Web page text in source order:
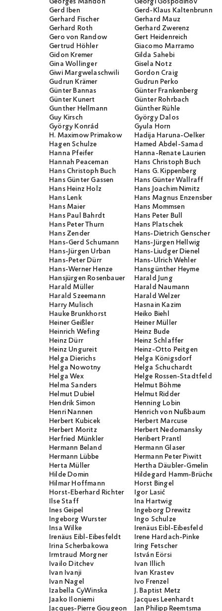
Gerd Iben
Gerd-Klaus Kaltenbrunner
Gerhard Fischer
Gerhard Mauz
Gerhard Roth
Gerhard Zwerenz
Gero von Randow
Gert Heidenreich
Gertrud Höhler
Giacomo Marramo
Gidon Kremer
Gilda Sahebi
Gina Wollinger
Gisela Notz
Giwi Margwelaschwili
Gordon Craig
Gudrun Krämer
Gudrun Perko
Günter Bannas
Günter Frankenberg
Günter Kunert
Günter Rohrbach
Gunther Hellmann
Günther Rühle
Guy Kirsch
György Dalos
György Konrád
Gyula Horn
H. Maximow Primakow
Hadija Haruna-Oelker
Hagen Schulze
Hamed Abdel-Samad
Hanna Pfeifer
Hanna-Renate Laurien
Hannah Peaceman
Hans Christoph Buch
Hans Christoph Buch
Hans G. Kippenberg
Hans Günter Gassen
Hans Günter Wallraff
Hans Heinz Holz
Hans Joachim Nimitz
Hans Lenk
Hans Magnus
Hans Maier
Hans Mommsen
Hans Paul Bahrdt
Hans Peter Bull
Hans Peter Thurn
Hans Platschek
Hans Zender
Hans-Dietrich Genscher
Hans-Gerd Schumann
Hans-Jürgen Hellwig
Hans-Jürgen Urban
Hans-Liudger Dienel
Hans-Peter Dürr
Hans-Ulrich Wehler
Hans-Werner Henze
Hansgünther Heyme
Hansjürgen Rosenbauer
Harald Jung
Harald Müller
Harald Naumann
Harald Szeemann
Harald Welzer
Harry Mulisch
Hasnain Kazim
Hauke Brunkhorst
Heiko Biehl
Heiner Geißler
Heiner Müller
Heinrich Wefing
Heinz Bude
Heinz Dürr
Heinz Schlaffer
Heinz Ungureit
Heinz-Otto Peitgen
Helga Dierichs
Helga Königsdorf
Helga Nowotny
Helga Schuchardt
Helga Wex
Helge Rossen-Stadtfeld
Helma Sanders
Helmut Böhme
Helmut Dubiel
Helmut Ridder
Hendrik Simon
Henning Lobin
Henri Nannen
Henrich von Nußbaum
Herbert Kubicek
Herbert Marcuse
Herbert Moritz
Herbert Nedomansky
Herfried Münkler
Heribert Prantl
Hermann Beland
Hermann Glaser
Hermann Lübbe
Hermann Peter Piwitt
Herta Müller
Hertha Däubler-Gmelin
Hilde Domin
Hildegard Hamm-Brücher
Hilmar Hoffmann
Horst Bingel
Horst-Eberhard Richter
Igor Lasić
Ilse Staff
Ina Hartwig
Ines Geipel
Ingeborg Drewitz
Ingeborg Wurster
Ingo Schulze
Insa Wilke
Irenäus Eibl-Eibesfeld
Irenäus Eibl-Eibesfeldt
Irene Hardach-Pinke
Irina Scherbakowa
Iring Fetscher
Irmtraud Morgner
István Eörsi
Ivailo Ditchev
Ivan Illich
Ivan Ivanji
Ivan Krastev
Ivan Nagel
Ivo Frenzel
Izabella CyWinska
J. Baptist Metz
Jaako Iloniemi
Jacques Leenhardt
Jacques-Pierre Gougeon
Jan Philipp Reemtsma